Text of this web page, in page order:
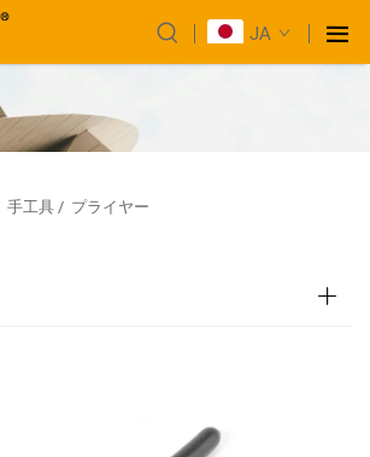
JA
手工具 / プライヤー